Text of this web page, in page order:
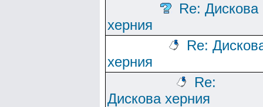
Re: Дискова
херния
Re:
херния
Re:
Дискова херния